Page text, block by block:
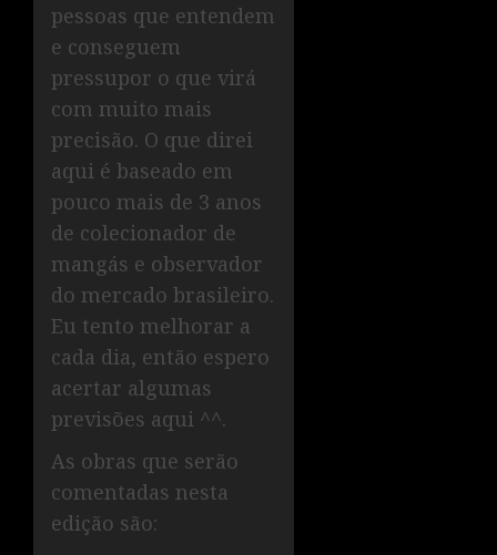
pessoas que entendem
e conseguem
pressupor o que virá
com muito mais
precisão. O que direi
aqui é baseado em
pouco mais de 3 anos
de colecionador de
mangás e observador
do mercado brasileiro.
Eu tento melhorar a
cada dia, então espero
acertar algumas
previsões aqui ^^.
As obras que serão
comentadas nesta
edição são: